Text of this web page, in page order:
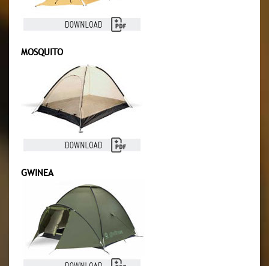
MOSQUITO
GWINEA